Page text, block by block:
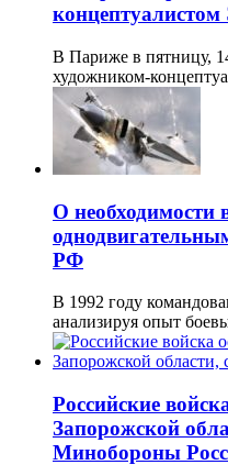
В Париже в пятницу,
художником-
О необходимости
РФ
В 1992 году
анализируя опыт
Российские
Запорожской
Минобороны